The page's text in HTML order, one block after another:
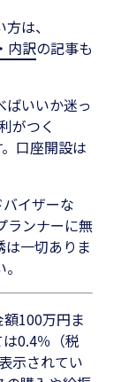
は、
内訳の記事も
ばいいか迷っ
がつく
口座開設は
イザーな
ランナーに無
一切ありま
100万円ま
0.4％（税
示されてい